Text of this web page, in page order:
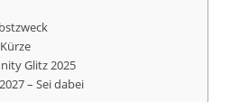
Glitz 2025
– Sei dabei